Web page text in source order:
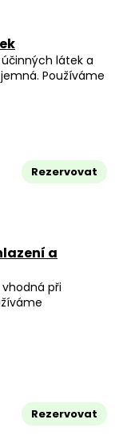
látek a
Používáme
Rezervovat
a
při
Rezervovat